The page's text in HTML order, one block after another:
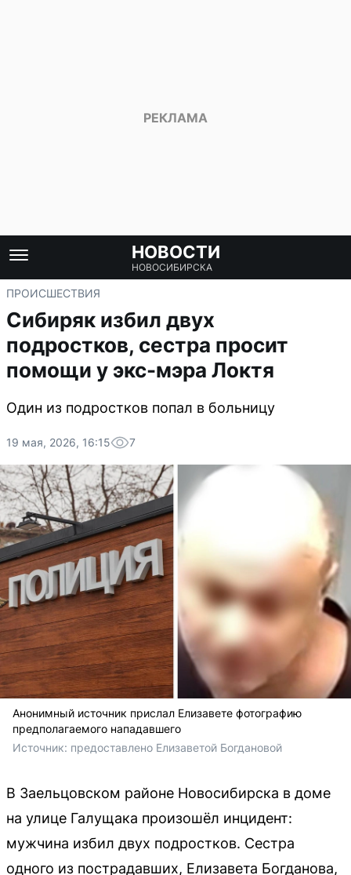
НОВОСТИ
НОВОСИБИРСКА
ПРОИСШЕСТВИЯ
Сибиряк избил двух
подростков, сестра просит
помощи у экс-мэра Локтя
Один из подростков попал в больницу
19 мая, 2026, 16:15 7
Анонимный источник прислал Елизавете фотографию
предполагаемого нападавшего
Источник: предоставлено Елизаветой Богдановой
В Заельцовском районе Новосибирска в доме
на улице Галущака произошёл инцидент:
мужчина избил двух подростков. Сестра
одного из пострадавших, Елизавета Богданова,